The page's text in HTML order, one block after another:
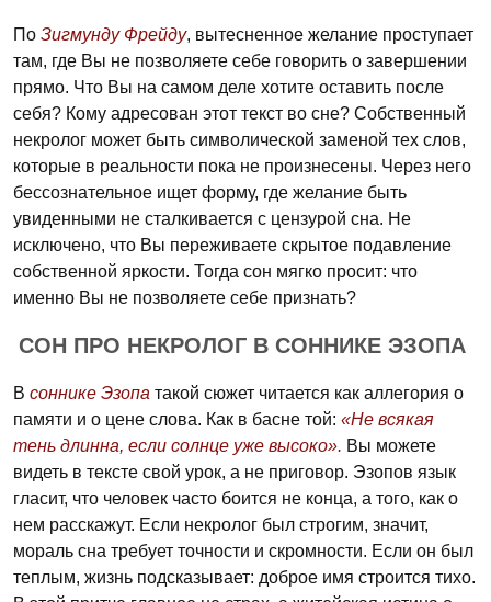
По Зигмунду Фрейду, вытесненное желание проступает
там, где Вы не позволяете себе говорить о завершении
прямо. Что Вы на самом деле хотите оставить после
себя? Кому адресован этот текст во сне? Собственный
некролог может быть символической заменой тех слов,
которые в реальности пока не произнесены. Через него
бессознательное ищет форму, где желание быть
увиденными не сталкивается с цензурой сна. Не
исключено, что Вы переживаете скрытое подавление
собственной яркости. Тогда сон мягко просит: что
именно Вы не позволяете себе признать?
СОН ПРО НЕКРОЛОГ В СОННИКЕ ЭЗОПА
В соннике Эзопа такой сюжет читается как аллегория о
памяти и о цене слова. Как в басне той: «Не всякая
тень длинна, если солнце уже высоко». Вы можете
видеть в тексте свой урок, а не приговор. Эзопов язык
гласит, что человек часто боится не конца, а того, как о
нем расскажут. Если некролог был строгим, значит,
мораль сна требует точности и скромности. Если он был
теплым, жизнь подсказывает: доброе имя строится тихо.